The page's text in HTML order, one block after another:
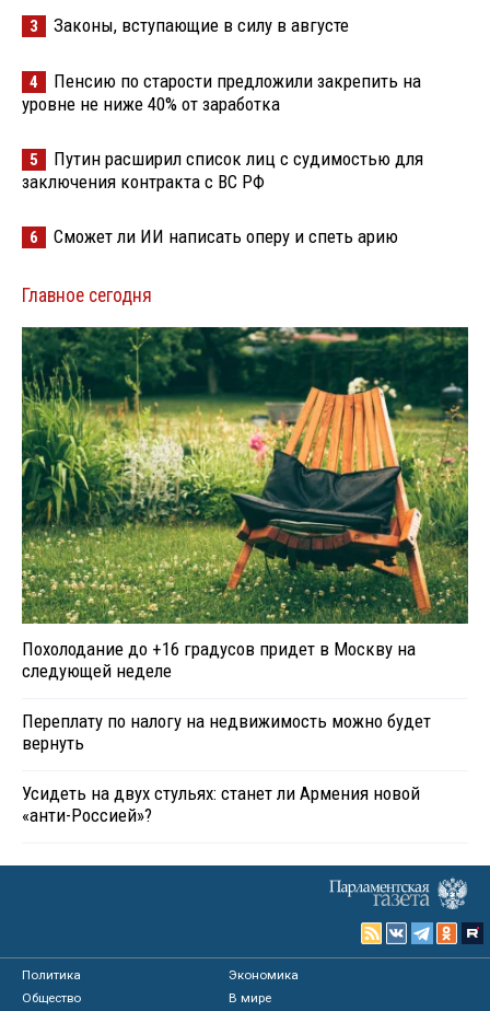
3 Законы, вступающие в силу в августе
4
Пенсию по старости предложили закрепить на
уровне не ниже 40% от заработка
5
Путин расширил список лиц с судимостью для
заключения контракта с ВС РФ
6 Сможет ли ИИ написать оперу и спеть арию
Главное сегодня
Похолодание до +16 градусов придет в Москву на
следующей неделе
Переплату по налогу на недвижимость можно будет
вернуть
Усидеть на двух стульях: станет ли Армения новой
«анти-Россией»?
Политика
Экономика
Общество
В мире